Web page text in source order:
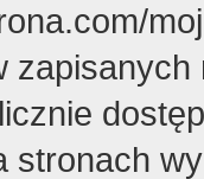
stronach